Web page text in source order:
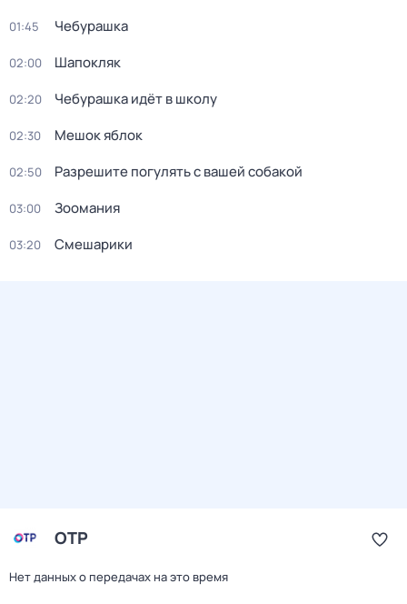
01:45 Чебурашка
02:00 Шапокляк
02:20 Чебурашка идёт в школу
02:30 Мешок яблок
02:50 Разрешите погулять с вашей собакой
03:00 Зоомания
03:20 Смешарики
ОТР
Нет данных о передачах на это время